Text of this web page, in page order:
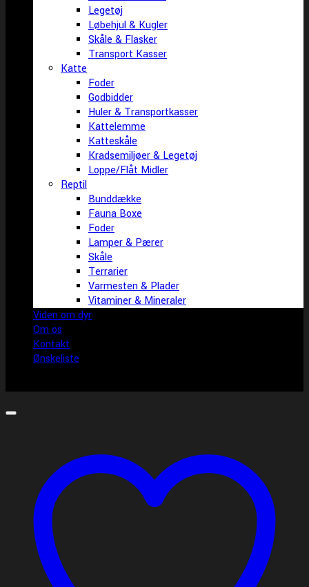
Legetøj
Løbehjul & Kugler
Skåle & Flasker
Transport Kasser
Katte
Foder
Godbidder
Huler & Transportkasser
Kattelemme
Katteskåle
Kradsemiljøer & Legetøj
Loppe/Flåt Midler
Reptil
Bunddække
Fauna Boxe
Foder
Lamper & Pærer
Skåle
Terrarier
Varmesten & Plader
Vitaminer & Mineraler
Viden om dyr
Om os
Kontakt
Ønskeliste